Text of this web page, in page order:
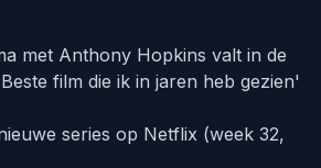
met Anthony Hopkins valt in de
film die ik in jaren heb gezien'
series op Netflix (week 32,